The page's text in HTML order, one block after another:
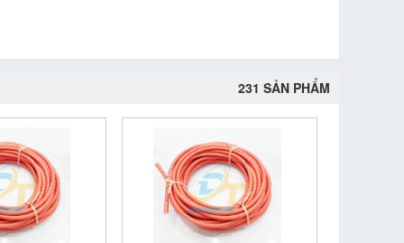
231 SẢN PHẨM